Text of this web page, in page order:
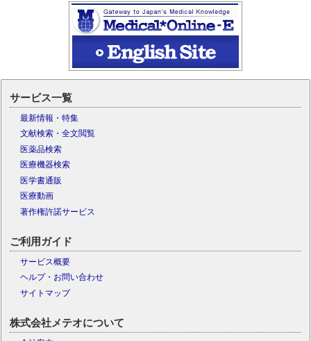
サービス一覧
最新情報・特集
文献検索・全文閲覧
医薬品検索
医療機器検索
医学書通販
医療動画
著作権許諾サービス
ご利用ガイド
サービス概要
ヘルプ・お問い合わせ
サイトマップ
株式会社メテオについて